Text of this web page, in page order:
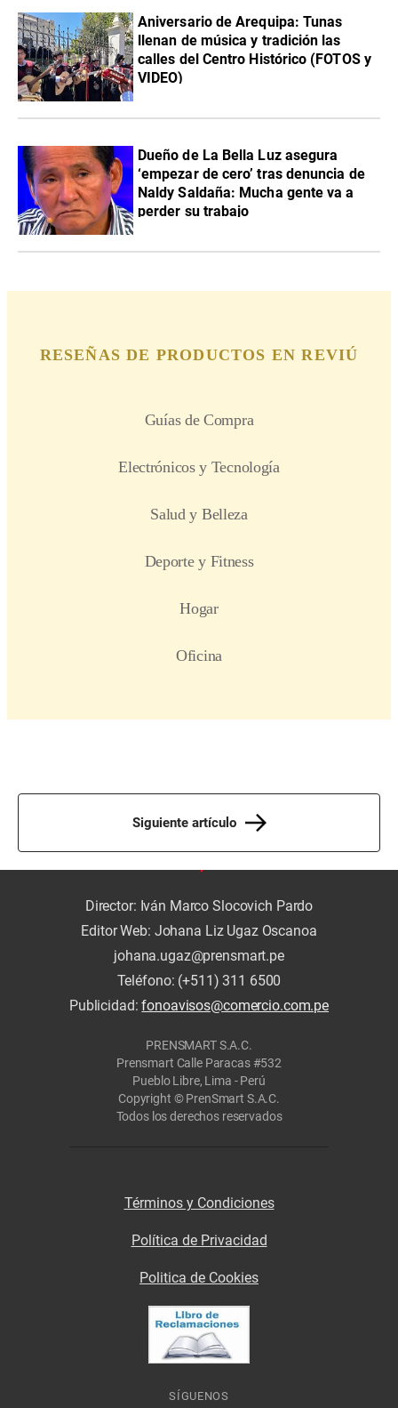
Aniversario de Arequipa: Tunas
llenan de música y tradición las
calles del Centro Histórico (FOTOS y
VIDEO)
Dueño de La Bella Luz asegura
‘empezar de cero’ tras denuncia de
Naldy Saldaña: Mucha gente va a
perder su trabajo
Siguiente artículo
Director: Iván Marco Slocovich Pardo
Editor Web: Johana Liz Ugaz Oscanoa
johana.ugaz@prensmart.pe
Teléfono: (+511) 311 6500
Publicidad:fonoavisos@comercio.com.pe
PRENSMART S.A.C.
Prensmart Calle Paracas #532
Pueblo Libre, Lima - Perú
Copyright © PrenSmart S.A.C.
Todos los derechos reservados
Términos y Condiciones
Política de Privacidad
Politica de Cookies
SÍGUENOS